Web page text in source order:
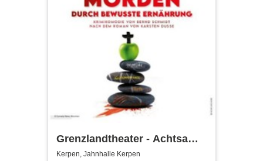
Grenzlandtheater - Achtsam
Morden durch bewusste
Kerpen, Jahnhalle Kerpen